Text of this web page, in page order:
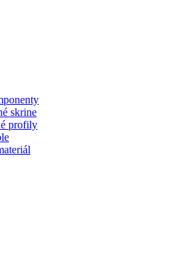
skrine
profily